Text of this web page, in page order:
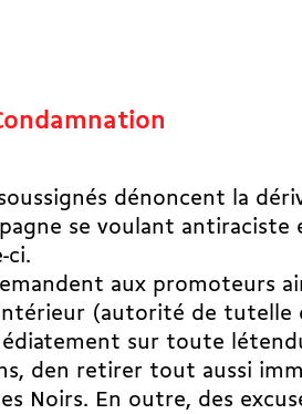
dénoncent la
se voulant
ci.
aux promoteurs
(autorité de tutelle
sur toute
den retirer tout aussi
Noirs. En outre, des